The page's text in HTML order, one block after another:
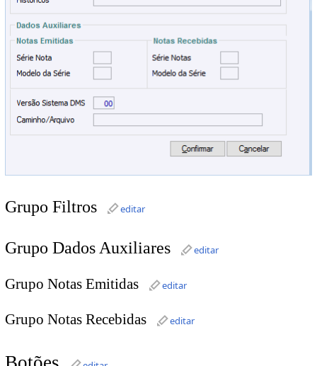
Grupo Filtros editar
Grupo Dados Auxiliares editar
Grupo Notas Emitidas editar
Grupo Notas Recebidas editar